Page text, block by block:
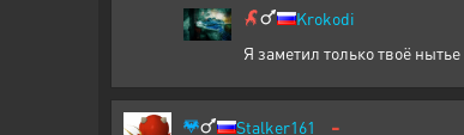
Krokodi
Я заметил только твоё
Stalker161 -